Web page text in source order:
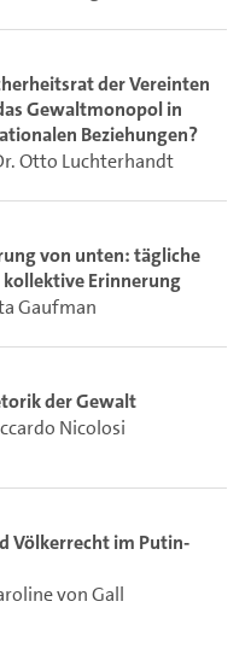
dieses Krieges. Im
und kulturelle
von Krieg und
auf Russland.
dl-buero)
der Vereinten
Gewaltmonopol in
Beziehungen?
Otto Luchterhandt
von unten: tägliche
kollektive Erinnerung
Gaufman
der Gewalt
Nicolosi
Völkerrecht im Putin-
von Gall